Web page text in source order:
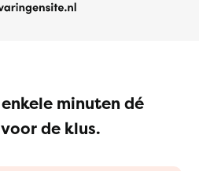
minuten dé
de klus.